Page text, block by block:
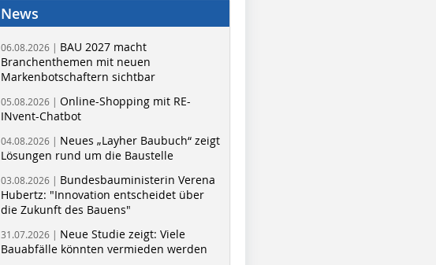
News
06.08.2026 | BAU 2027 macht
Branchenthemen mit neuen
Markenbotschaftern sichtbar
05.08.2026 | Online-Shopping mit RE-
INvent-Chatbot
04.08.2026 | Neues „Layher Baubuch“ zeigt
Lösungen rund um die Baustelle
03.08.2026 | Bundesbauministerin Verena
Hubertz: "Innovation entscheidet über
die Zukunft des Bauens"
31.07.2026 | Neue Studie zeigt: Viele
Bauabfälle könnten vermieden werden